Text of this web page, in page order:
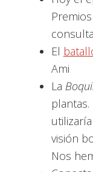
El
Ami
La
visión
Nos